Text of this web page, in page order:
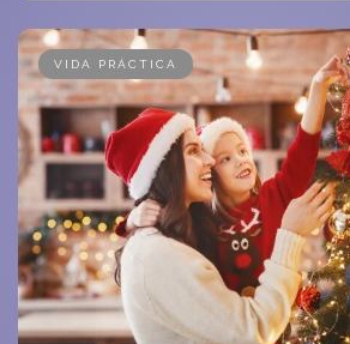
VIDA PRÁCTICA